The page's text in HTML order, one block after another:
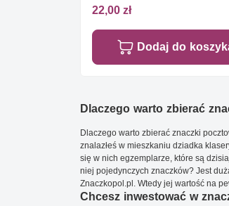
22,00 zł
Dodaj do
Dlaczego warto zbierać
Dlaczego warto zbierać znaczki
znalazłeś w mieszkaniu dziadka
się w nich egzemplarze, które są
niej pojedynczych znaczków? Jest
Znaczkopol.pl. Wtedy jej wartość na
Chcesz inwestować w